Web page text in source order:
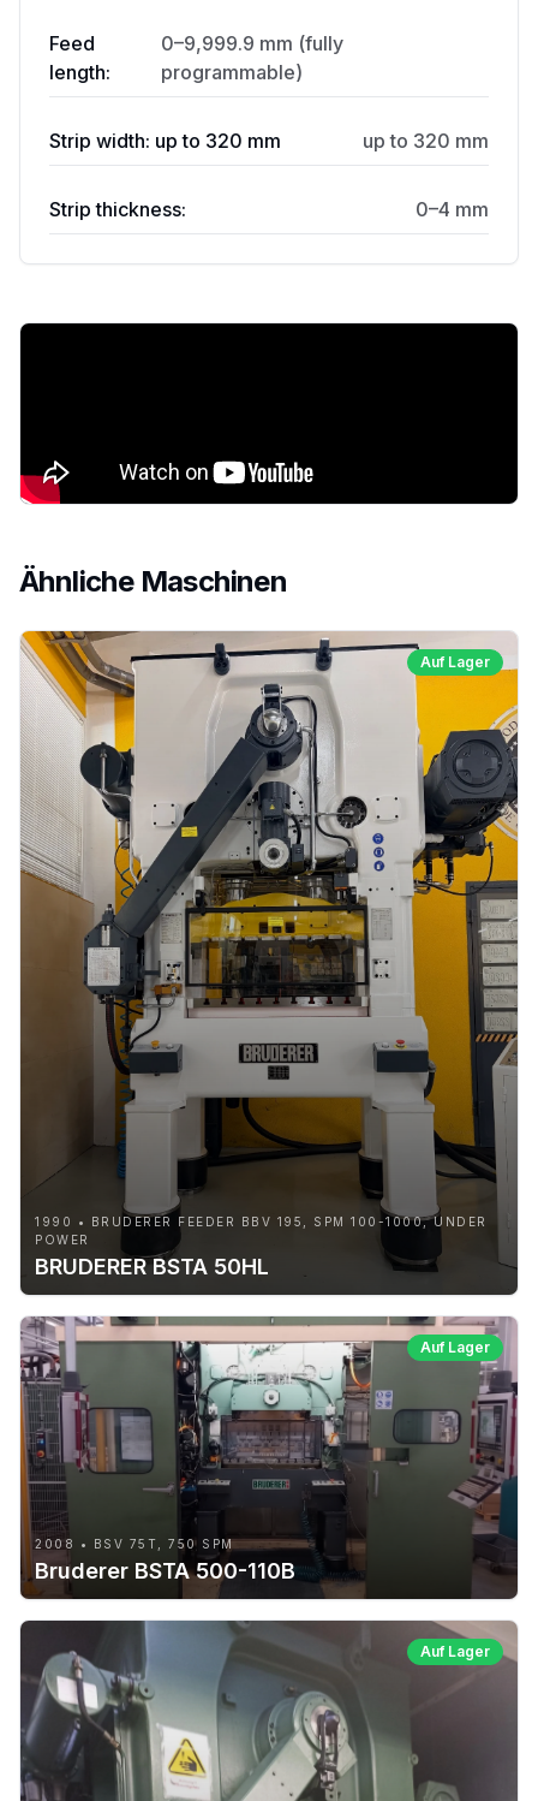
Feed
length:
0–9,999.9 mm (fully
programmable)
Strip width: up to 320 mm up to 320 mm
Strip thickness: 0–4 mm
Ähnliche Maschinen
Auf Lager
1990 • BRUDERER FEEDER BBV 195, SPM 100-1000, UNDER
POWER
BRUDERER BSTA 50HL
Auf Lager
2008 • BSV 75T, 750 SPM
Bruderer BSTA 500-110B
Auf Lager